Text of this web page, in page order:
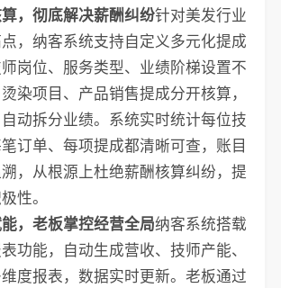
，彻底解决薪酬纠纷针对美发行业
，纳客系统支持自定义多元化提成
岗位、服务类型、业绩阶梯设置不
染项目、产品销售提成分开核算，
动拆分业绩。系统实时统计每位技
订单、每项提成都清晰可查，账目
，从根源上杜绝薪酬核算纠纷，提
性。
，老板掌控经营全局纳客系统搭载
功能，自动生成营收、技师产能、
度报表，数据实时更新。老板通过